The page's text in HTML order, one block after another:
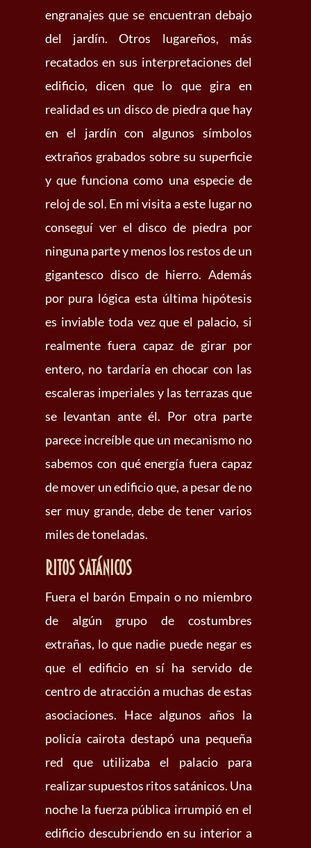
engranajes que se encuentran debajo
del jardín. Otros lugareños, más
recatados en sus interpretaciones del
edificio, dicen que lo que gira en
realidad es un disco de piedra que hay
en el jardín con algunos símbolos
extraños grabados sobre su superficie
y que funciona como una especie de
reloj de sol. En mi visita a este lugar no
conseguí ver el disco de piedra por
ninguna parte y menos los restos de un
gigantesco disco de hierro. Además
por pura lógica esta última hipótesis
es inviable toda vez que el palacio, si
realmente fuera capaz de girar por
entero, no tardaría en chocar con las
escaleras imperiales y las terrazas que
se levantan ante él. Por otra parte
parece increíble que un mecanismo no
sabemos con qué energía fuera capaz
de mover un edificio que, a pesar de no
ser muy grande, debe de tener varios
miles de toneladas.
Ritos satánicos
Fuera el barón Empain o no miembro
de algún grupo de costumbres
extrañas, lo que nadie puede negar es
que el edificio en sí ha servido de
centro de atracción a muchas de estas
asociaciones. Hace algunos años la
policía cairota destapó una pequeña
red que utilizaba el palacio para
realizar supuestos ritos satánicos. Una
noche la fuerza pública irrumpió en el
edificio descubriendo en su interior a